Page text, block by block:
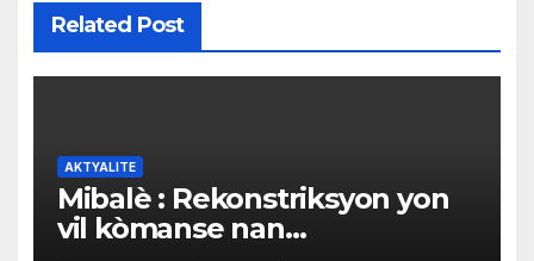
Related Post
AKTYALITE
Mibalè : Rekonstriksyon yon
vil kòmanse nan